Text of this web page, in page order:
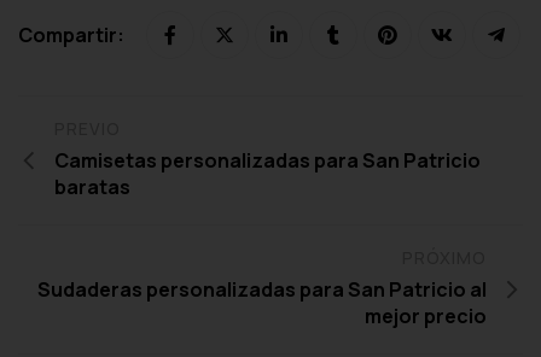
Compartir:
Camisetas personalizadas para San Patricio
baratas
Sudaderas personalizadas para San Patricio al
mejor precio